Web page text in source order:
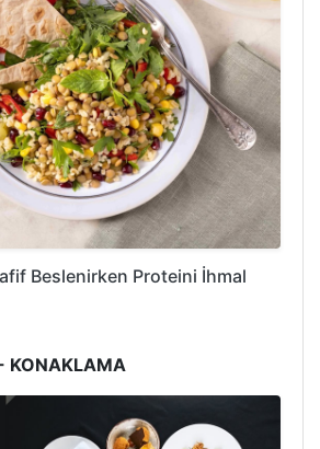
Beslenirken Proteini İhmal
KONAKLAMA